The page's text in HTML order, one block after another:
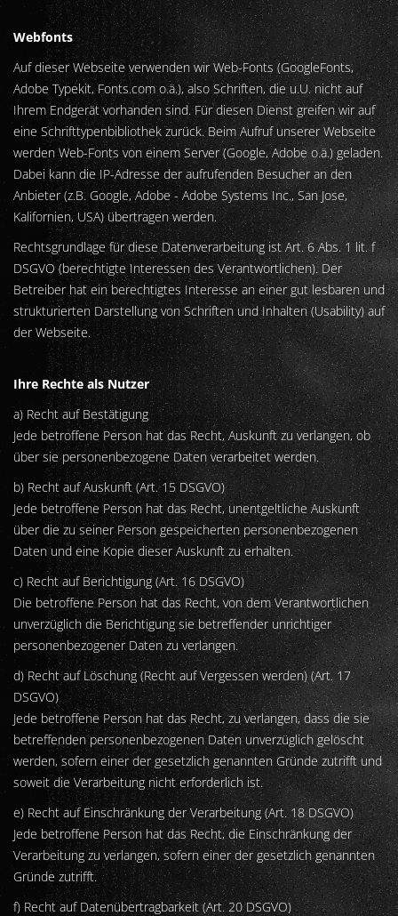
Webfonts
Auf dieser Webseite verwenden wir Web-Fonts (GoogleFonts,
Adobe Typekit, Fonts.com o.ä.), also Schriften, die u.U. nicht auf
Ihrem Endgerät vorhanden sind. Für diesen Dienst greifen wir auf
eine Schrifttypenbibliothek zurück. Beim Aufruf unserer Webseite
werden Web-Fonts von einem Server (Google, Adobe o.ä.) geladen.
Dabei kann die IP-Adresse der aufrufenden Besucher an den
Anbieter (z.B. Google, Adobe - Adobe Systems Inc., San Jose,
Kalifornien, USA) übertragen werden.
Rechtsgrundlage für diese Datenverarbeitung ist Art. 6 Abs. 1 lit. f
DSGVO (berechtigte Interessen des Verantwortlichen). Der
Betreiber hat ein berechtigtes Interesse an einer gut lesbaren und
strukturierten Darstellung von Schriften und Inhalten (Usability) auf
der Webseite.
Ihre Rechte als Nutzer
a) Recht auf Bestätigung
Jede betroffene Person hat das Recht, Auskunft zu verlangen, ob
über sie personenbezogene Daten verarbeitet werden.
b) Recht auf Auskunft (Art. 15 DSGVO)
Jede betroffene Person hat das Recht, unentgeltliche Auskunft
über die zu seiner Person gespeicherten personenbezogenen
Daten und eine Kopie dieser Auskunft zu erhalten.
c) Recht auf Berichtigung (Art. 16 DSGVO)
Die betroffene Person hat das Recht, von dem Verantwortlichen
unverzüglich die Berichtigung sie betreffender unrichtiger
personenbezogener Daten zu verlangen.
d) Recht auf Löschung (Recht auf Vergessen werden) (Art. 17
DSGVO)
Jede betroffene Person hat das Recht, zu verlangen, dass die sie
betreffenden personenbezogenen Daten unverzüglich gelöscht
werden, sofern einer der gesetzlich genannten Gründe zutrifft und
soweit die Verarbeitung nicht erforderlich ist.
e) Recht auf Einschränkung der Verarbeitung (Art. 18 DSGVO)
Jede betroffene Person hat das Recht, die Einschränkung der
Verarbeitung zu verlangen, sofern einer der gesetzlich genannten
Gründe zutrifft.
f) Recht auf Datenübertragbarkeit (Art. 20 DSGVO)